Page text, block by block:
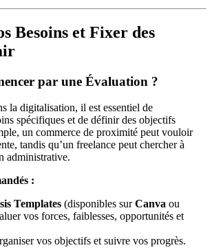
Besoins et Fixer des
par une Évaluation ?
la digitalisation, il est essentiel de
spécifiques et de définir des objectifs
un commerce de proximité peut vouloir
tandis qu’un freelance peut chercher à
administrative.
:
Templates (disponibles surCanva ou
vos forces, faiblesses, opportunités et
vos objectifs et suivre vos progrès.